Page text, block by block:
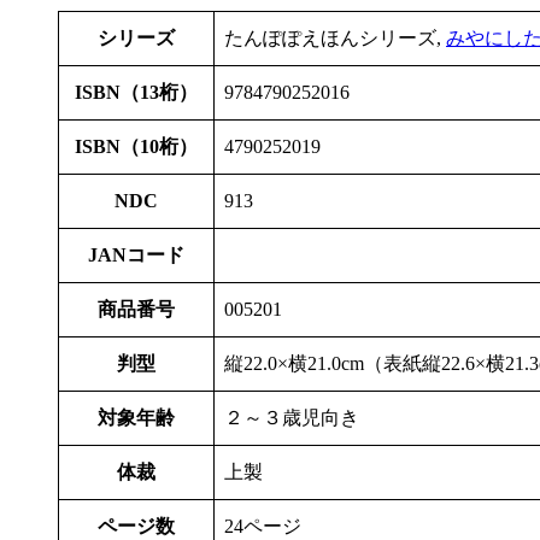
シリーズ たんぽぽえほんシリーズ, みやにし
ISBN（13桁） 9784790252016
ISBN（10桁） 4790252019
NDC 913
JANコード
商品番号 005201
判型 縦22.0×横21.0cm（表紙縦22.6×横
対象年齢 ２～３歳児向き
体裁 上製
ページ数 24ページ